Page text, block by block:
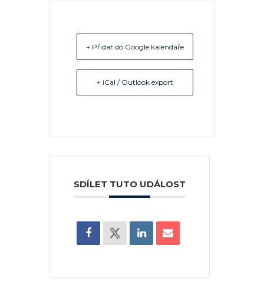
+ Přidat do Google kalendáře
+ iCal / Outlook export
SDÍLET TUTO UDÁLOST